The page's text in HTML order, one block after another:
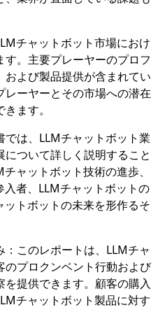
チャットボット市場におけ
。主要プレーヤーのプロフ
および製品提供が含まれてい
レーヤーとその市場への潜在
ます。
は、LLMチャットボット業
ついて詳しく説明すること
ャットボット技術の進歩、
者、LLMチャットボットの
トボットの未来を形作るそ
このレポートは、LLMチャ
のプロクンベント行動および
提供できます。顧客の購入
チャットボット製品に対す